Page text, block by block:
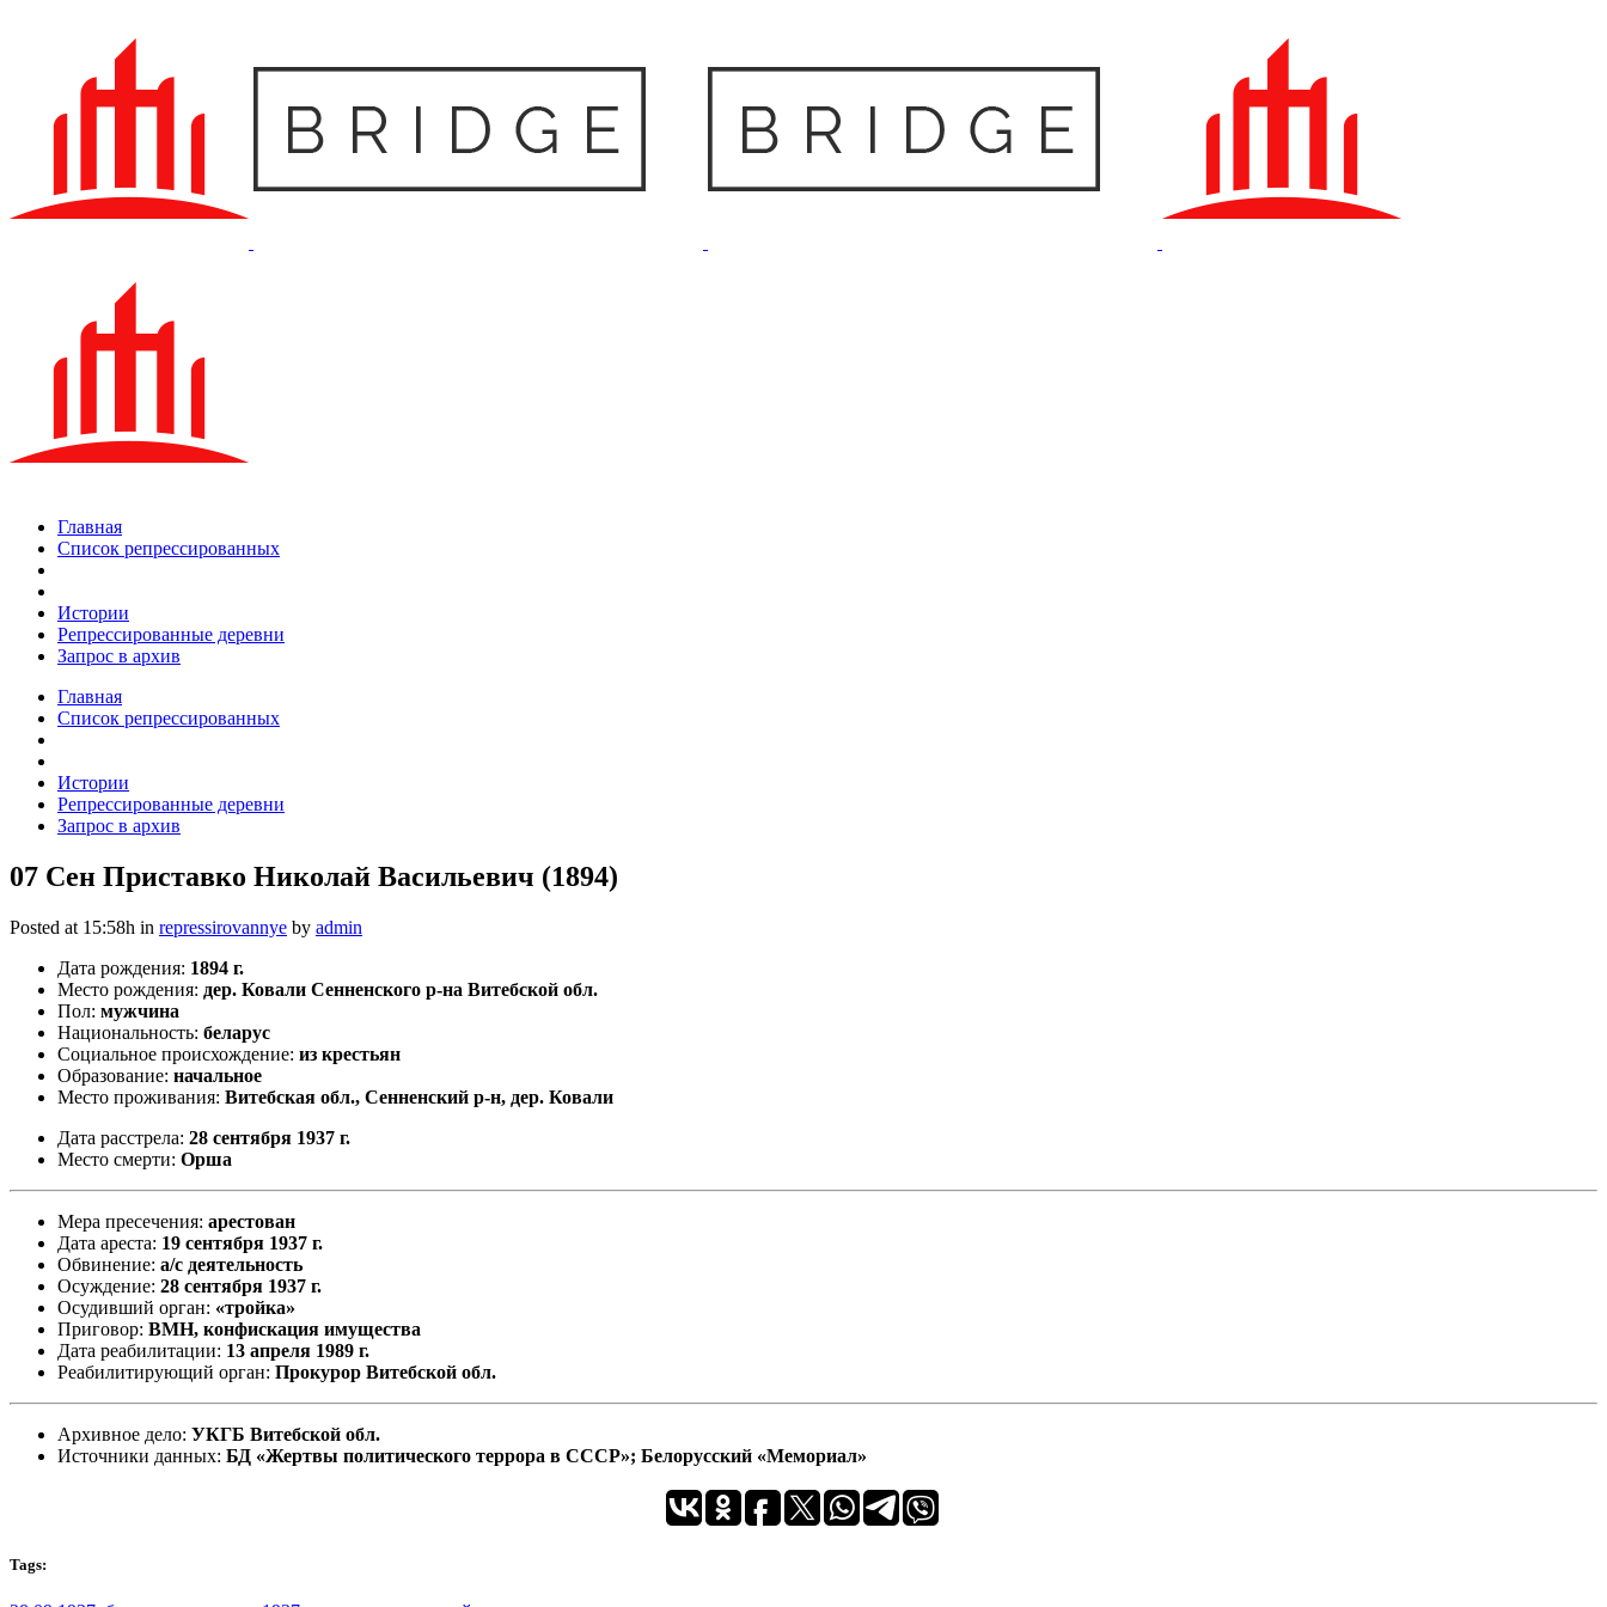
Главная
Список репрессированных
Истории
Репрессированные деревни
Запрос в архив
Главная
Список репрессированных
Истории
Репрессированные деревни
Запрос в архив
07 Сен Приставко Николай Васильевич (1894)
Posted at 15:58h in repressirovannye by admin
Дата рождения: 1894 г.
Место рождения: дер. Ковали Сенненского р-на Витебской обл.
Пол: мужчина
Национальность: беларус
Социальное происхождение: из крестьян
Образование: начальное
Место проживания: Витебская обл., Сенненский р-н, дер. Ковали
Дата расстрела: 28 сентября 1937 г.
Место смерти: Орша
Мера пресечения: арестован
Дата ареста: 19 сентября 1937 г.
Обвинение: а/с деятельность
Осуждение: 28 сентября 1937 г.
Осудивший орган: «тройка»
Приговор: ВМН, конфискация имущества
Дата реабилитации: 13 апреля 1989 г.
Реабилитирующий орган: Прокурор Витебской обл.
Архивное дело: УКГБ Витебской обл.
Источники данных: БД «Жертвы политического террора в СССР»; Белорусский «Мемориал»
Tags: